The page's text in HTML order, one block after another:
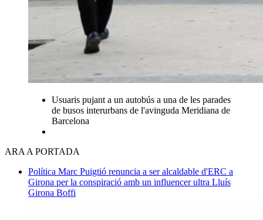
Usuaris pujant a un autobús a una de les parades
de busos interurbans de l'avinguda Meridiana de
Barcelona
ARA A PORTADA
Política Marc Puigtió renuncia a ser alcaldable d'ERC a
Girona per la conspiració amb un influencer ultra Lluís
Girona Boffi